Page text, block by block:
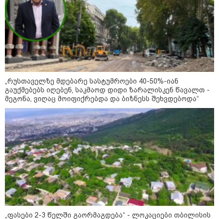
13:24 / 07-08-2026
"საქართველოსთვის თქვენზე ნაკლები
მებრძოლის დედა ვატირე!" - რას ამბობს
გიორგი ბარამიძე პროკურატურის
განცხადების შემდეგ
19:05 / 07-08-2026
"2008 წელს საქართველო
გადავარჩინეთ - აი, 2012 წლის
„რუსთაველზე მდებარე სასტუმროები 40-50%-იან
გაუქმებებს იღებენ, საკმაოდ დიდი ზარალისკენ წავალთ -
მეგონა, ვიღაც მოიფიქრებდა და ბიზნესს შეხვდებოდა“
„ფასები 2-3 წელში გაორმაგდება“ - ლოკაციები თბილისის